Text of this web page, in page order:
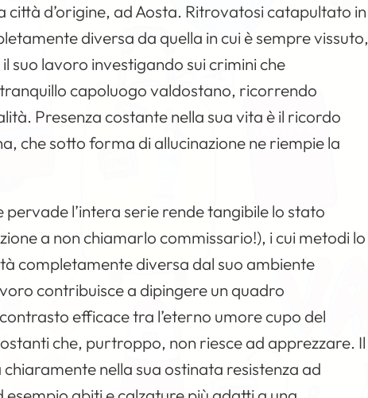
città d’origine, ad Aosta. Ritrovatosi catapultato in
diversa da quella in cui è sempre vissuto,
suo lavoro investigando sui crimini che
capoluogo valdostano, ricorrendo
Presenza costante nella sua vita è il ricordo
che sotto forma di allucinazione ne riempie la
l’intera serie rende tangibile lo stato
a non chiamarlo commissario!), i cui metodi lo
completamente diversa dal suo ambiente
contribuisce a dipingere un quadro
efficace tra l’eterno umore cupo del
che, purtroppo, non riesce ad apprezzare. Il
nella sua ostinata resistenza ad